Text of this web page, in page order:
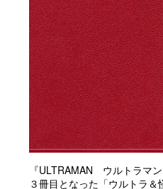
『ULTRAMAN ウルトラマ
３冊目となった「ウルトラ